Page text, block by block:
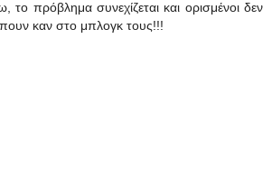
το πρόβλημα συνεχίζεται και ορισμένοι δεν
καν στο μπλογκ τους!!!